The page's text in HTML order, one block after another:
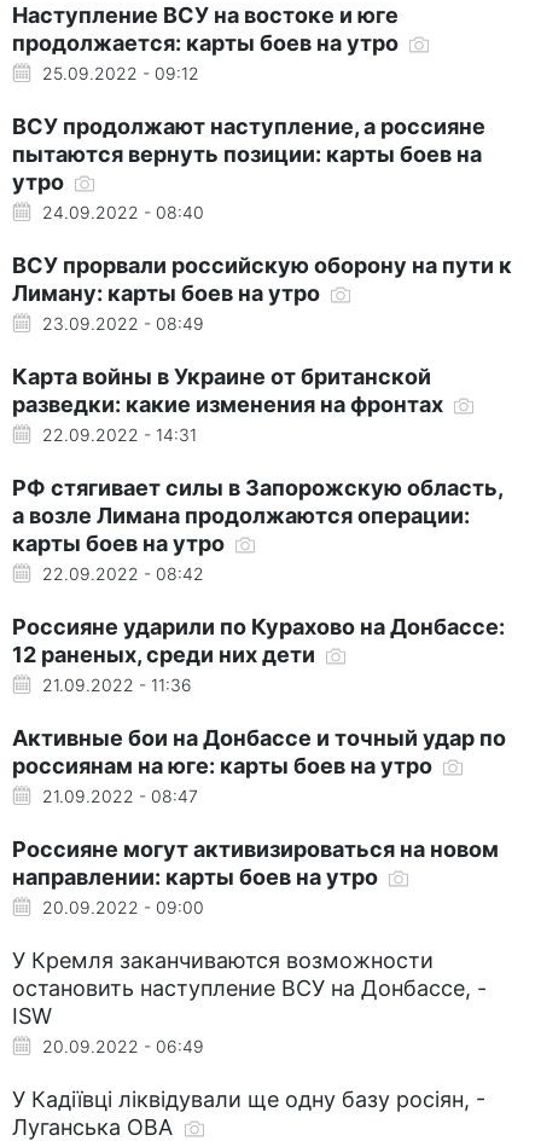
Наступление ВСУ на востоке и юге
продолжается: карты боев на утро
25.09.2022 - 09:12
ВСУ продолжают наступление, а россияне
пытаются вернуть позиции: карты боев на
утро
24.09.2022 - 08:40
ВСУ прорвали российскую оборону на пути к
Лиману: карты боев на утро
23.09.2022 - 08:49
Карта войны в Украине от британской
разведки: какие изменения на фронтах
22.09.2022 - 14:31
РФ стягивает силы в Запорожскую область,
а возле Лимана продолжаются операции:
карты боев на утро
22.09.2022 - 08:42
Россияне ударили по Курахово на Донбассе:
12 раненых, среди них дети
21.09.2022 - 11:36
Активные бои на Донбассе и точный удар по
россиянам на юге: карты боев на утро
21.09.2022 - 08:47
Россияне могут активизироваться на новом
направлении: карты боев на утро
20.09.2022 - 09:00
У Кремля заканчиваются возможности
остановить наступление ВСУ на Донбассе, -
ISW
20.09.2022 - 06:49
У Кадіївці ліквідували ще одну базу росіян, -
Луганська ОВА